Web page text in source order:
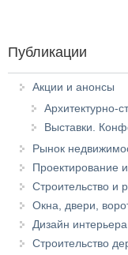
Публикации
Акции и анонсы
Архитектурно-
Выставки.
Рынок
Проектирование
Строительство и
Окна, двери,
Дизайн интерьера
Строительство